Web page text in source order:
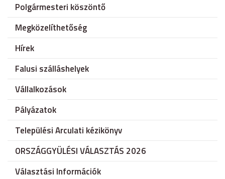
Polgármesteri köszöntő
Megközelíthetőség
Hírek
Falusi szálláshelyek
Vállalkozások
Pályázatok
Települési Arculati kézikönyv
ORSZÁGGYÜLÉSI VÁLASZTÁS 2026
Választási Információk